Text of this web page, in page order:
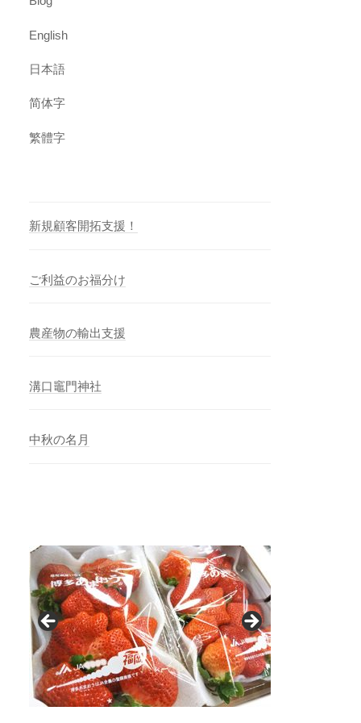
English
日本語
简体字
繁體字
新規顧客開拓支援！
ご利益のお福分け
農産物の輸出支援
溝口竈門神社
中秋の名月